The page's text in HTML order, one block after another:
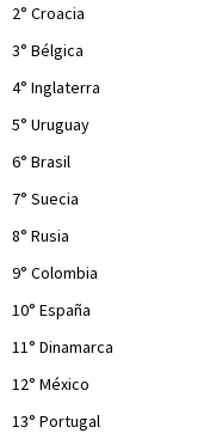
2° Croacia
3° Bélgica
4° Inglaterra
5° Uruguay
6° Brasil
7° Suecia
8° Rusia
9° Colombia
10° España
11° Dinamarca
12° México
13° Portugal